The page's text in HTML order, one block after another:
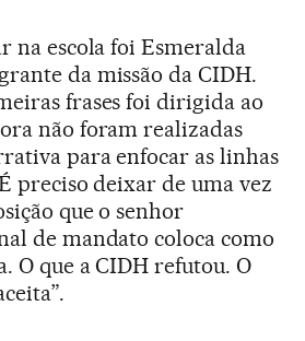
na escola foi Esmeralda
da missão da CIDH.
frases foi dirigida ao
não foram realizadas
para enfocar as linhas
preciso deixar de uma vez
que o senhor
de mandato coloca como
O que a CIDH refutou. O